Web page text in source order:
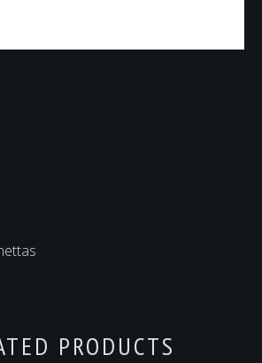
PRODUCTS